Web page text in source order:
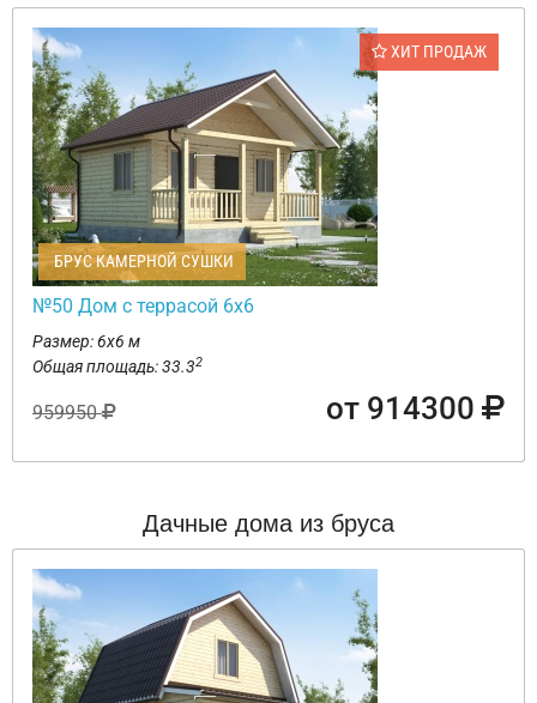
ХИТ ПРОДАЖ
БРУС КАМЕРНОЙ СУШКИ
№50 Дом с террасой 6х6
Размер: 6х6 м
Общая площадь: 33.32
959950 от 914300
Дачные дома из бруса